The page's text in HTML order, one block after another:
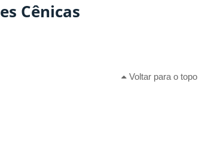
Cênicas
Voltar para o topo